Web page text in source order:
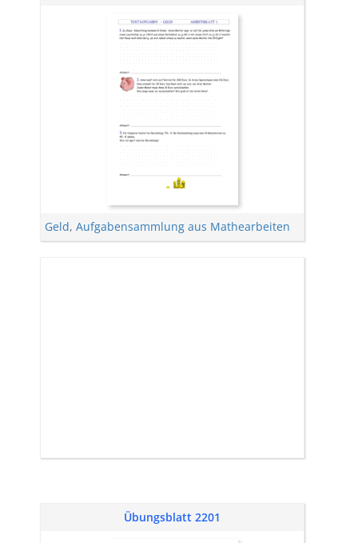
Geld, Aufgabensammlung aus Mathearbeiten
Übungsblatt 2201